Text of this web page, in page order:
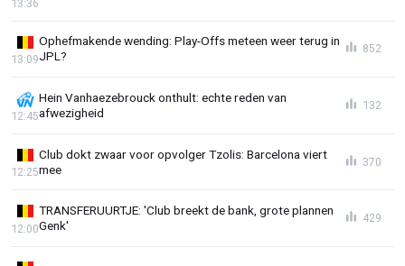
13:36
Ophefmakende wending: Play-Offs meteen weer terug in
JPL?
13:09
852
Hein Vanhaezebrouck onthult: echte reden van
afwezigheid
12:45
132
Club dokt zwaar voor opvolger Tzolis: Barcelona viert
mee
12:25
370
TRANSFERUURTJE: 'Club breekt de bank, grote plannen
Genk'
12:00
429